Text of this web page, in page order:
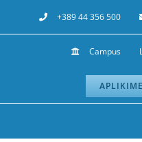
to
+389 44 356 500
Campus